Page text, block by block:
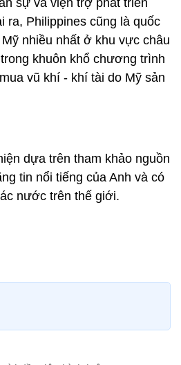
sự và viện trợ phát triển
ra, Philippines cũng là quốc
nhiều nhất ở khu vực châu
khuôn khổ chương trình
vũ khí - khí tài do Mỹ sản
dựa trên tham khảo nguồn
tin nổi tiếng của Anh và có
nước trên thế giới.